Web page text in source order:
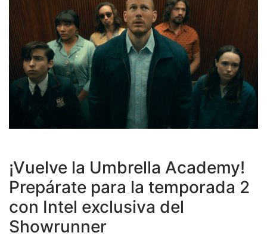
¡Vuelve la Umbrella Academy!
Prepárate para la temporada 2
con Intel exclusiva del
Showrunner